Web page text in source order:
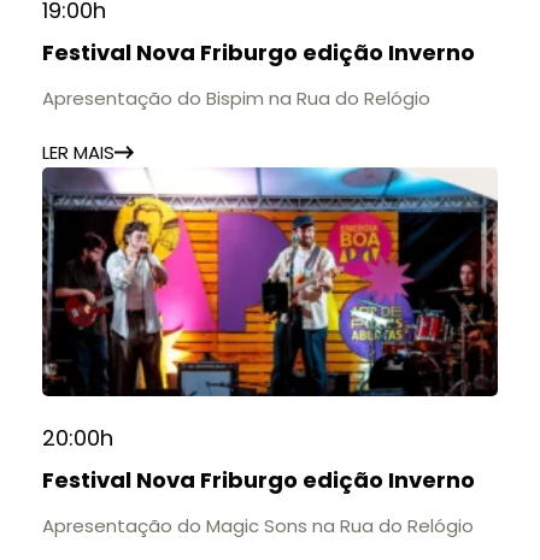
19:00h
Festival Nova Friburgo edição Inverno
Apresentação do Bispim na Rua do Relógio
LER MAIS
20:00h
Festival Nova Friburgo edição Inverno
Apresentação do Magic Sons na Rua do Relógio